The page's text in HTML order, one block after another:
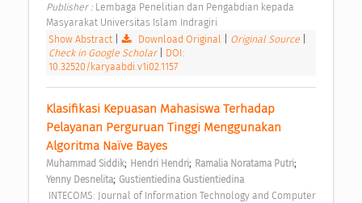
Publisher : Lembaga Penelitian dan Pengabdian kepada
Masyarakat Universitas Islam Indragiri
Show Abstract
Download Original Original Source
Check in Google Scholar
DOI:
10.32520/karyaabdi.v1i02.1157
Klasifikasi Kepuasan Mahasiswa Terhadap
Pelayanan Perguruan Tinggi Menggunakan
Algoritma Naïve Bayes
Muhammad Siddik; Hendri Hendri; Ramalia Noratama Putri;
Yenny Desnelita; Gustientiedina Gustientiedina